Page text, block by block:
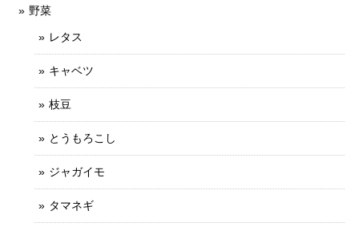
野菜
レタス
キャベツ
枝豆
とうもろこし
ジャガイモ
タマネギ